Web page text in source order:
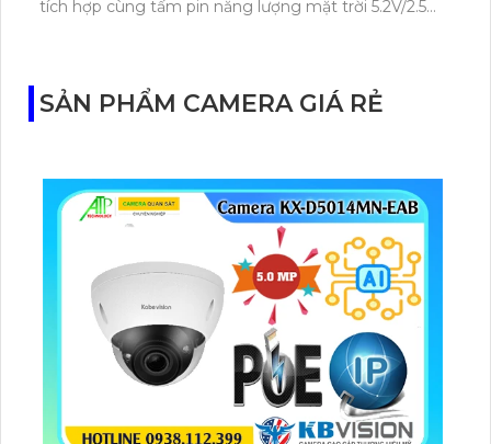
tích hợp cùng tấm pin năng lượng mặt trời 5.2V/2.5W.
SẢN PHẨM CAMERA GIÁ RẺ